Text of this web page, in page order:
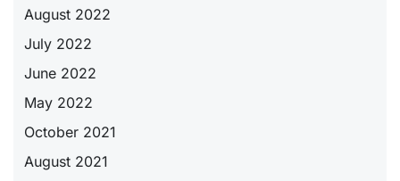
August 2022
July 2022
June 2022
May 2022
October 2021
August 2021